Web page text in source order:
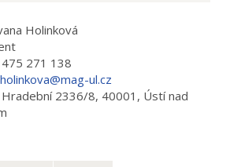
Holinková
271 138
ul.cz
Hradební 2336/8, 40001, Ústí nad